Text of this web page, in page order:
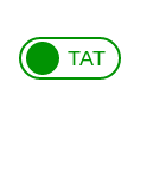
ТАТ